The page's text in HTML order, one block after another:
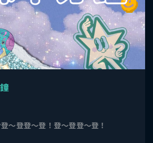
～登登～登！登～登登～登！